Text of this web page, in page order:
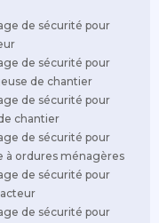
de sécurité pour
de sécurité pour
de chantier
de sécurité pour
chantier
de sécurité pour
à ordures ménagères
de sécurité pour
de sécurité pour